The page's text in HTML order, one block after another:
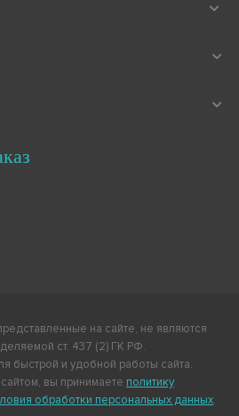
на сайте, не являются
ст. 437 (2) ГК РФ.
быстрой и удобной работы сайта.
вы принимаете политику
обработки персональных данных.